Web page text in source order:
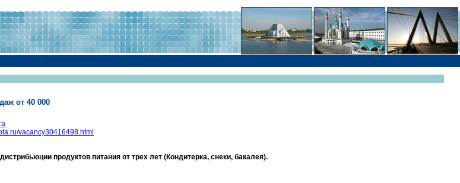
от 40 000
vacancy30416498.html
продуктов питания от трех лет (Кондитерка‚ снеки‚ бакалея).